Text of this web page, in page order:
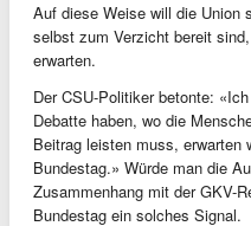
Auf diese Weise will die Union
selbst zum Verzicht bereit
erwarten.
Der CSU-Politiker betonte:
Debatte haben, wo die
Beitrag leisten muss, erwarten
Bundestag.» Würde man die
Zusammenhang mit der GKV-
Bundestag ein solches Signal.